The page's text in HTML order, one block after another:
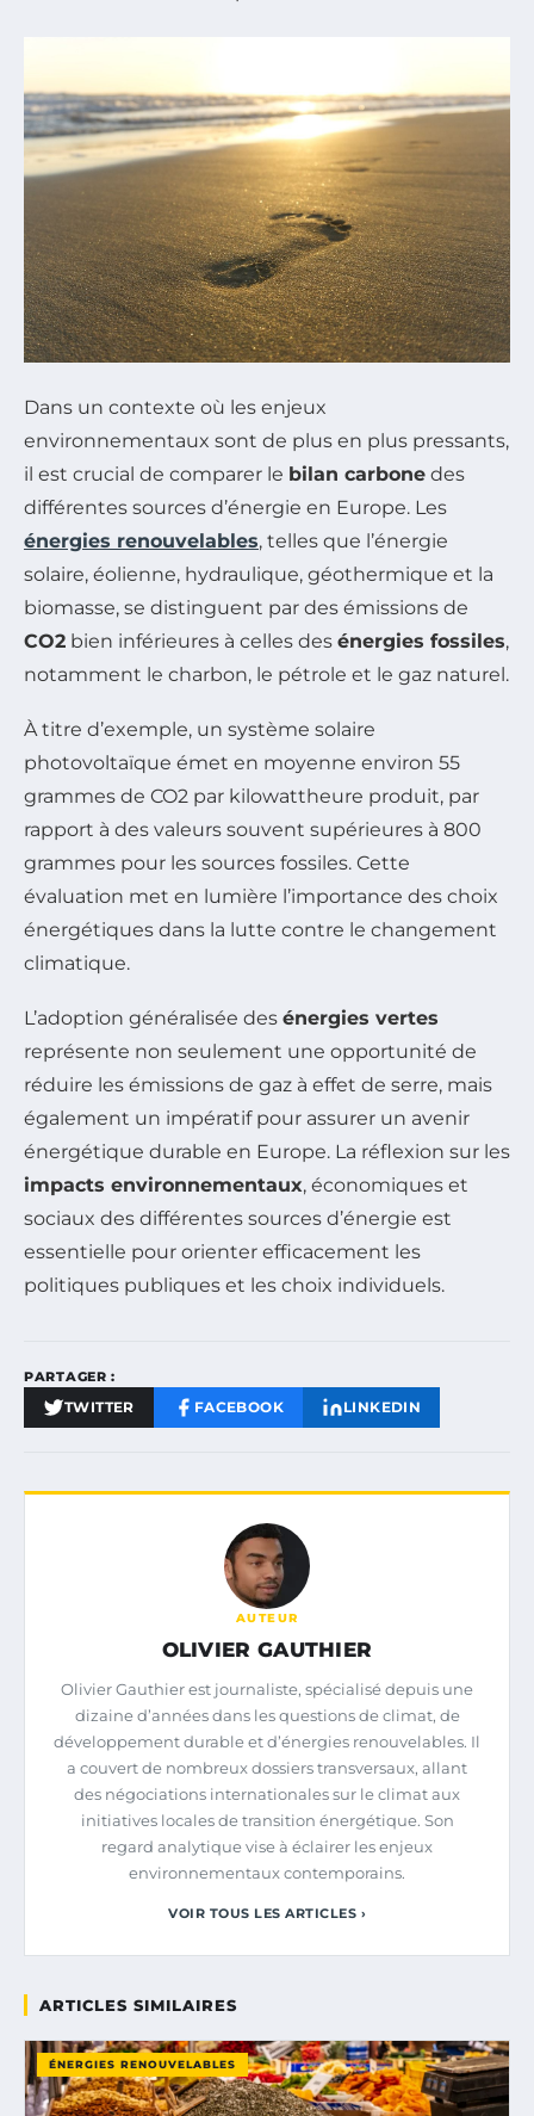
Dans un contexte où les enjeux
environnementaux sont de plus en plus pressants,
il est crucial de comparer le bilan carbone des
différentes sources d’énergie en Europe. Les
énergies renouvelables, telles que l’énergie
solaire, éolienne, hydraulique, géothermique et la
biomasse, se distinguent par des émissions de
CO2 bien inférieures à celles des énergies fossiles,
notamment le charbon, le pétrole et le gaz naturel.
À titre d’exemple, un système solaire
photovoltaïque émet en moyenne environ 55
grammes de CO2 par kilowattheure produit, par
rapport à des valeurs souvent supérieures à 800
grammes pour les sources fossiles. Cette
évaluation met en lumière l’importance des choix
énergétiques dans la lutte contre le changement
climatique.
L’adoption généralisée des énergies vertes
représente non seulement une opportunité de
réduire les émissions de gaz à effet de serre, mais
également un impératif pour assurer un avenir
énergétique durable en Europe. La réflexion sur les
impacts environnementaux, économiques et
sociaux des différentes sources d’énergie est
essentielle pour orienter efficacement les
politiques publiques et les choix individuels.
PARTAGER :
TWITTER FACEBOOK LINKEDIN
AUTEUR
OLIVIER GAUTHIER
Olivier Gauthier est journaliste, spécialisé depuis une
dizaine d’années dans les questions de climat, de
développement durable et d’énergies renouvelables. Il
a couvert de nombreux dossiers transversaux, allant
des négociations internationales sur le climat aux
initiatives locales de transition énergétique. Son
regard analytique vise à éclairer les enjeux
environnementaux contemporains.
VOIR TOUS LES ARTICLES ›
ARTICLES SIMILAIRES
ÉNERGIES RENOUVELABLES